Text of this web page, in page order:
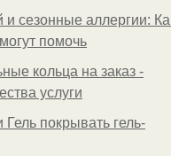
и сезонные аллергии:
помочь
кольца на заказ -
услуги
покрывать гель-